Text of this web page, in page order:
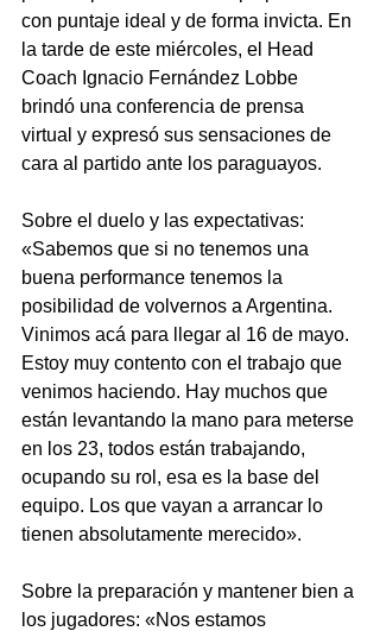
con puntaje ideal y de forma invicta. En
la tarde de este miércoles, el Head
Coach Ignacio Fernández Lobbe
brindó una conferencia de prensa
virtual y expresó sus sensaciones de
cara al partido ante los paraguayos.
Sobre el duelo y las expectativas:
«Sabemos que si no tenemos una
buena performance tenemos la
posibilidad de volvernos a Argentina.
Vinimos acá para llegar al 16 de mayo.
Estoy muy contento con el trabajo que
venimos haciendo. Hay muchos que
están levantando la mano para meterse
en los 23, todos están trabajando,
ocupando su rol, esa es la base del
equipo. Los que vayan a arrancar lo
tienen absolutamente merecido».
Sobre la preparación y mantener bien a
los jugadores: «Nos estamos